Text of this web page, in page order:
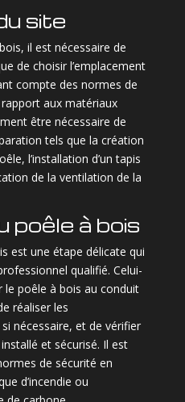
site
il est nécessaire de
de choisir l’emplacement
compte des normes de
aux matériaux
être nécessaire de
tels que la création
l’installation d’un tapis
de la ventilation de la
poêle à bois
est une étape délicate qui
qualifié. Celui-
le poêle à bois au conduit
réaliser les
nécessaire, et de vérifier
et sécurisé. Il est
de sécurité en
d’incendie ou